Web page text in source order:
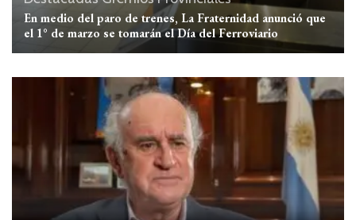
En medio del paro de trenes, La Fraternidad anunció que
el 1° de marzo se tomarán el Día del Ferroviario